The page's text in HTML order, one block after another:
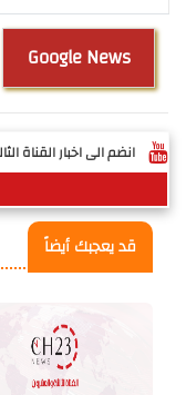
Google News
انضم الى اخبار القناة
قد يعجبك أيضاً